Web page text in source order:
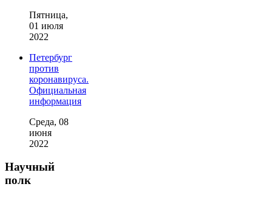
Пятница,
01 июля
2022
Петербург
против
коронавируса.
Официальная
информация
Среда, 08
июня
2022
Научный
полк